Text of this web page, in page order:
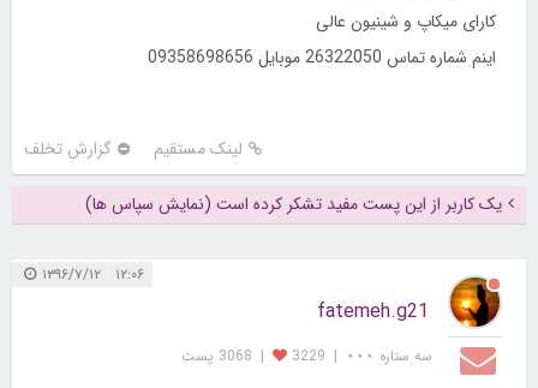
کارای میکاپ و شینیون عالی
اینم شماره تماس 26322050 موبایل 09358698656
لینک مستقیم گزارش تخلف
یک کاربر از این پست مفید تشکر کرده است (نمایش سپاس ها)
۱۲:۰۶ ۱۳۹۶/۷/۱۲
fatemeh.g21
سه ستاره ⋆⋆⋆ |
3229
| 3068 پست